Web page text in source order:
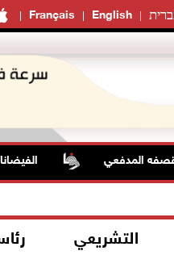
Français English
المدفعي الفيضانات
التشريعي